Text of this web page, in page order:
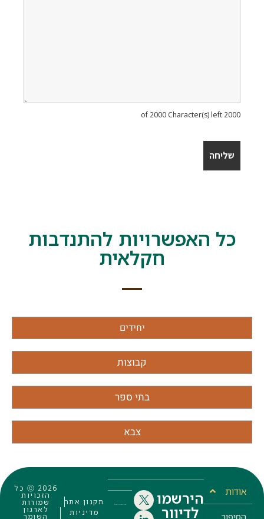
2000 of 2000 Character(s) left
כל האפשרויות להתנדבות
חקלאית
יחידים
קבוצות
בתי ספר
צבא
אודות
הסיפור
הירשמו
לדיוור
תקנון אתר
מדיניות
ⓒ 2026 כל
הזכויות
שמורות
לארגון
השומר